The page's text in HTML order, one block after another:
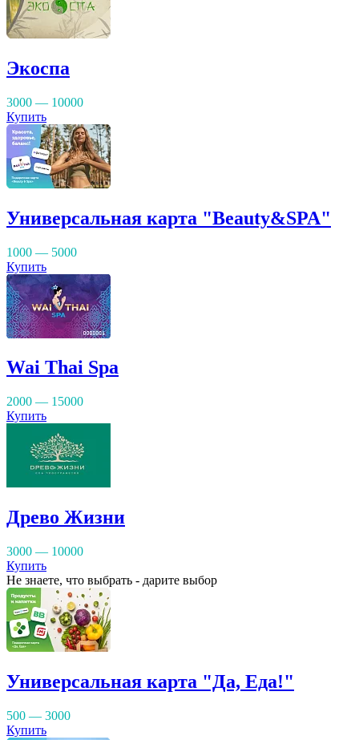
Экоспа
3000 — 10000
Купить
Универсальная карта "Beauty&SPA"
1000 — 5000
Купить
Wai Thai Spa
2000 — 15000
Купить
Древо Жизни
3000 — 10000
Купить
Не знаете, что выбрать - дарите выбор
Универсальная карта "Да, Еда!"
500 — 3000
Купить